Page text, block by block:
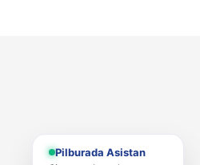
Pilburada Asistan